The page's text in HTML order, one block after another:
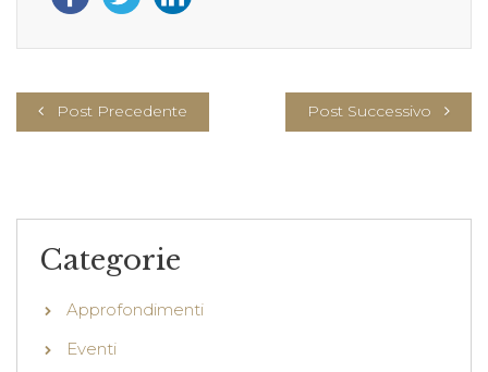
Post Precedente Post Successivo
Categorie
Approfondimenti
Eventi